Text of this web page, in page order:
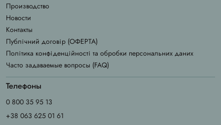
Производство
Новости
Контакты
Публічний договір (ОФЕРТА)
Політика конфіденційності та обробки персональних даних
Часто задаваемые вопросы (FAQ)
Телефоны
0 800 35 95 13
+38 063 625 01 61